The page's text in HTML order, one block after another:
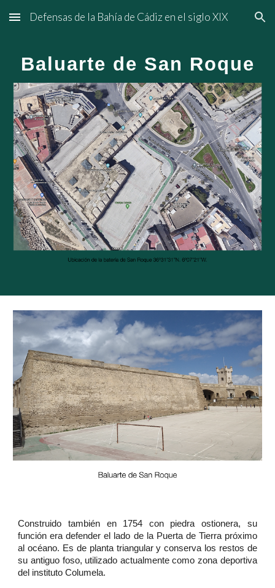
Skip to main content Skip to navigation
Defensas de la Bahía de Cádiz en el siglo XIX
Baluarte de San Roque
Construido también en 1754 con piedra ostionera, su
función era defender el lado de la Puerta de Tierra próximo
al océano. Es de planta triangular y conserva los restos de
su antiguo foso, utilizado actualmente como zona deportiva
del instituto Columela.